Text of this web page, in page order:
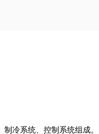
冷系统、控制系统组成。